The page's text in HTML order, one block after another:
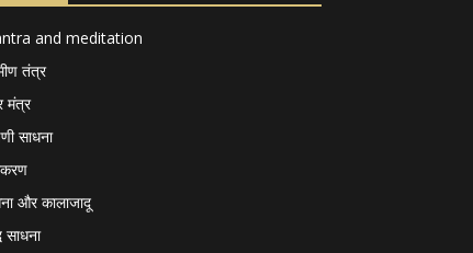
and meditation
तंत्र
मंत्र
साधना
और कालाजादू
साधना